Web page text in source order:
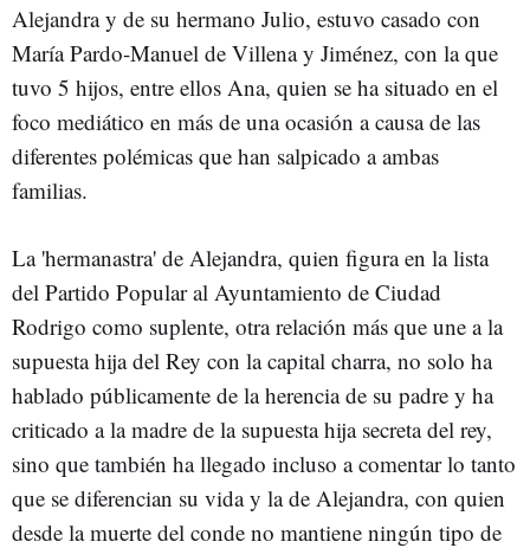
Alejandra y de su hermano Julio, estuvo casado con
María Pardo-Manuel de Villena y Jiménez, con la que
tuvo 5 hijos, entre ellos Ana, quien se ha situado en el
foco mediático en más de una ocasión a causa de las
diferentes polémicas que han salpicado a ambas
familias.
La 'hermanastra' de Alejandra, quien figura en la lista
del Partido Popular al Ayuntamiento de Ciudad
Rodrigo como suplente, otra relación más que une a la
supuesta hija del Rey con la capital charra, no solo ha
hablado públicamente de la herencia de su padre y ha
criticado a la madre de la supuesta hija secreta del rey,
sino que también ha llegado incluso a comentar lo tanto
que se diferencian su vida y la de Alejandra, con quien
desde la muerte del conde no mantiene ningún tipo de